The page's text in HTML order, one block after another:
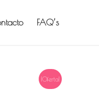
FAQ’s
¡Oferta!